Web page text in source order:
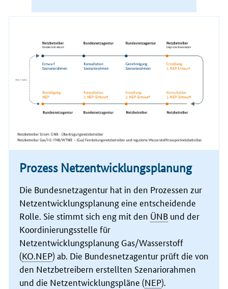
Prozess Netzentwicklungsplanung
Die Bundesnetzagentur hat in den Prozessen zur
Netzentwicklungsplanung eine entscheidende
Rolle. Sie stimmt sich eng mit den ÜNB und der
Koordinierungsstelle für
Netzentwicklungsplanung Gas/Wasserstoff
(KO.NEP) ab. Die Bundesnetzagentur prüft die von
den Netzbetreibern erstellten Szenariorahmen
und die Netzentwicklungspläne (NEP).